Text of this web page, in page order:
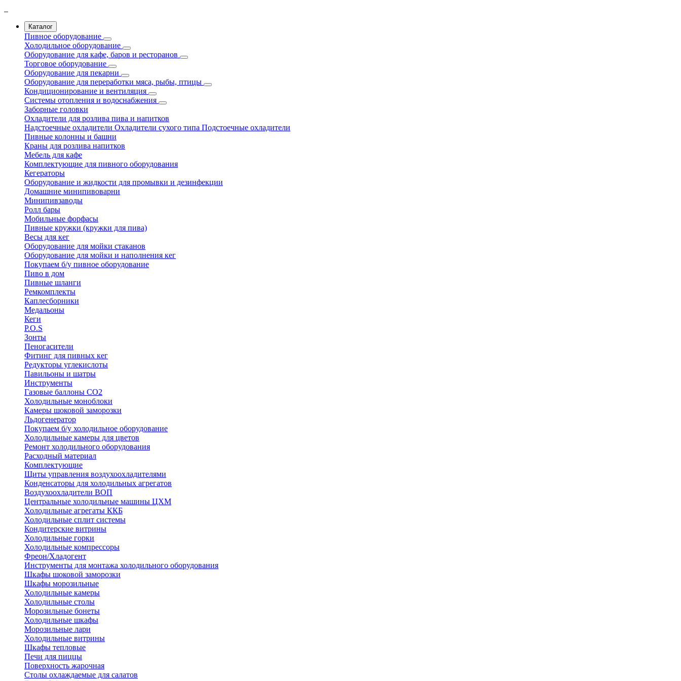
Каталог
Пивное оборудование
Холодильное оборудование
Оборудование для кафе, баров и ресторанов
Торговое оборудование
Оборудование для пекарни
Оборудование для переработки мяса, рыбы, птицы
Кондиционирование и вентиляция
Системы отопления и водоснабжения
Заборные головки
Охладители для розлива пива и напитков
Надстоечные охладители Охладители сухого типа Подстоечные охладители
Пивные колонны и башни
Краны для розлива напитков
Мебель для кафе
Комплектующие для пивного оборудования
Кегераторы
Оборудование и жидкости для промывки и дезинфекции
Домашние минипивоварни
Минипивзаводы
Ролл бары
Мобильные форфасы
Пивные кружки (кружки для пива)
Весы для кег
Оборудование для мойки стаканов
Оборудование для мойки и наполнения кег
Покупаем б/у пивное оборудование
Пиво в дом
Пивные шланги
Ремкомплекты
Каплесборники
Медальоны
Кеги
P.O.S
Зонты
Пеногасители
Фитинг для пивных кег
Редукторы углекислоты
Павильоны и шатры
Инструменты
Газовые баллоны CO2
Холодильные моноблоки
Камеры шоковой заморозки
Льдогенератор
Покупаем б/у холодильное оборудование
Холодильные камеры для цветов
Ремонт холодильного оборудования
Расходный материал
Комплектующие
Щиты управления воздухоохладителями
Конденсаторы для холодильных агрегатов
Воздухоохладители ВОП
Центральные холодильные машины ЦХМ
Холодильные агрегаты ККБ
Холодильные cплит системы
Кондитерские витрины
Холодильные горки
Холодильные компрессоры
Фреон/Хладогент
Инструменты для монтажа холодильного оборудования
Шкафы шоковой заморозки
Шкафы морозильные
Холодильные камеры
Холодильные столы
Морозильные бонеты
Холодильные шкафы
Морозильные лари
Холодильные витрины
Шкафы тепловые
Печи для пиццы
Поверхность жарочная
Столы охлаждаемые для салатов